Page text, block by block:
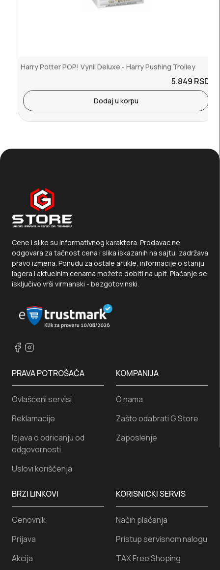
Harry Potter POP! Vynil Deluxe - Harry Pushing Trolley
5.849 RSD.
Dodaj u korpu
Cene i slike su informativnog karaktera. Prodavac ne
odgovara za tačnost cena i slika iskazanih na sajtu, zadržava
pravo izmena. Ponudu za ostale artikle, informacije o stanju
lagera i aktuelnim cenama možete dobiti na upit. Plaćanje se
isključivo vrši virmanski - bezgotovinski.
KORISNICKI SERVIS
Način plaćanja
Pristup servisnom nalogu
TAX Free Shoping
PRAVA POTROŠAČA
Ovlašćeni servisi
Reklamacije
Izjava o odricanju od
odgovornosti
Uslovi koriščenja
KOMPANIJA
O nama
Zašto odabrati G Store
Zaposlenje
BRZI LINKOVI
Cenovnik
Prijava
Akcija